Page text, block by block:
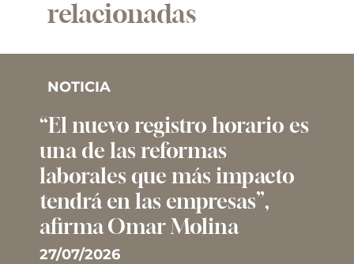
relacionadas
NOTICIA
“El nuevo registro horario es
una de las reformas
laborales que más impacto
tendrá en las empresas”,
afirma Omar Molina
27/07/2026